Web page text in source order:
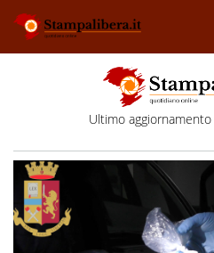
Ultimo aggiornamento